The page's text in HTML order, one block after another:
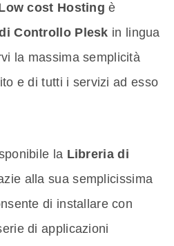
cost Hosting è
Controllo Plesk in lingua
la massima semplicità
e di tutti i servizi ad esso
la Libreria di
alla sua semplicissima
di installare con
di applicazioni